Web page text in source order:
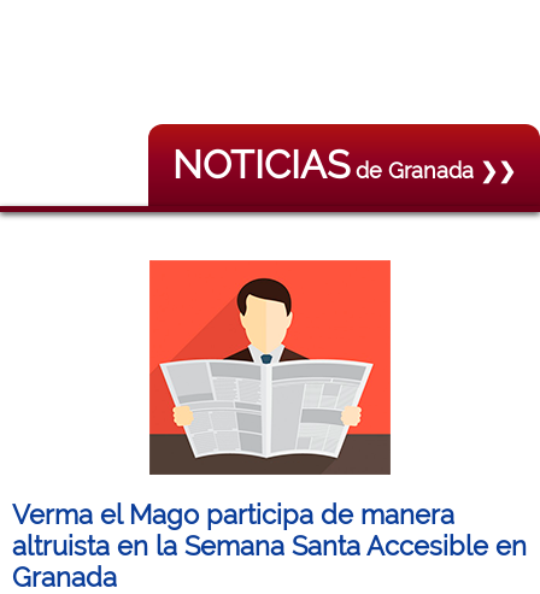
NOTICIASde Granada ❯❯
Verma el Mago participa de manera
altruista en la Semana Santa Accesible en
Granada